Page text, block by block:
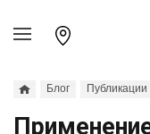
Блог Публикации